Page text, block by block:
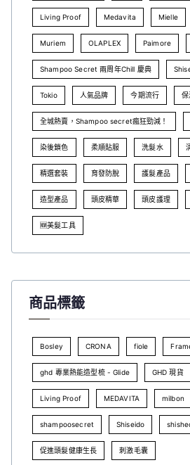
Living Proof Medavita Mielle
Muriem OLAPLEX Paimore
Shampoo Secret 兩周年Chill 慶典
Tokio 人氣品牌 今期流行 保
全城熱賣，Shampoo secret瘋狂勁減！
染後鎖色 柔順貼服 洗髮水
精選套裝 育發防脫 護髮產品
造型產品 頭皮精華 頭皮護理
🆕美髮工具
商品標籤
Bosley CRONA fiole
ghd 專業熱能造型梳 - Glide GHD 現貨
Living Proof MEDAVITA milbon
shampoosecret Shiseido
促進頭髮健康生長 刺激毛囊